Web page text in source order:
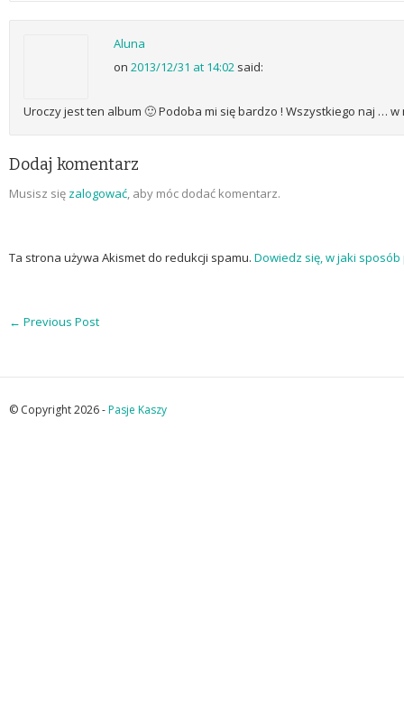
Aluna
on 2013/12/31 at 14:02 said:
Uroczy jest ten album 🙂 Podoba mi się bardzo ! Wszystkiego naj … w
Dodaj komentarz
Musisz się zalogować, aby móc dodać komentarz.
Ta strona używa Akismet do redukcji spamu. Dowiedz się, w jaki
← Previous Post
© Copyright 2026 -Pasje Kaszy